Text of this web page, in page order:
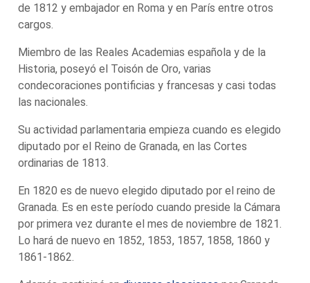
de 1812 y embajador en Roma y en París entre otros
cargos.
Miembro de las Reales Academias española y de la
Historia, poseyó el Toisón de Oro, varias
condecoraciones pontificias y francesas y casi todas
las nacionales.
Su actividad parlamentaria empieza cuando es elegido
diputado por el Reino de Granada, en las Cortes
ordinarias de 1813.
En 1820 es de nuevo elegido diputado por el reino de
Granada. Es en este período cuando preside la Cámara
por primera vez durante el mes de noviembre de 1821.
Lo hará de nuevo en 1852, 1853, 1857, 1858, 1860 y
1861-1862.